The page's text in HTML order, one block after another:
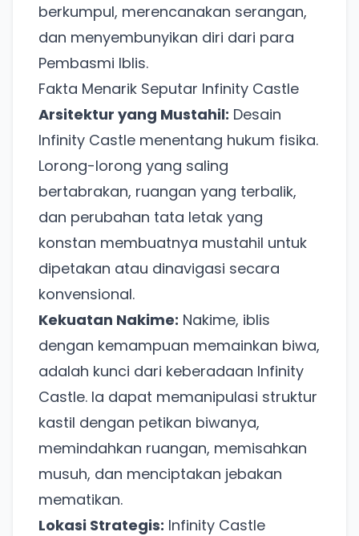
berkumpul, merencanakan serangan,
dan menyembunyikan diri dari para
Pembasmi Iblis.
Fakta Menarik Seputar Infinity Castle
Arsitektur yang Mustahil: Desain
Infinity Castle menentang hukum fisika.
Lorong-lorong yang saling
bertabrakan, ruangan yang terbalik,
dan perubahan tata letak yang
konstan membuatnya mustahil untuk
dipetakan atau dinavigasi secara
konvensional.
Kekuatan Nakime: Nakime, iblis
dengan kemampuan memainkan biwa,
adalah kunci dari keberadaan Infinity
Castle. Ia dapat memanipulasi struktur
kastil dengan petikan biwanya,
memindahkan ruangan, memisahkan
musuh, dan menciptakan jebakan
mematikan.
Lokasi Strategis: Infinity Castle